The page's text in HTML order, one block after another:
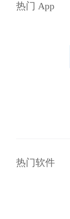
热门 App
热门软件